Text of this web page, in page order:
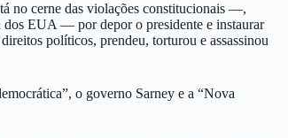
no cerne das violações constitucionais —,
dos EUA — por depor o presidente e instaurar
políticos, prendeu, torturou e assassinou
o governo Sarney e a “Nova